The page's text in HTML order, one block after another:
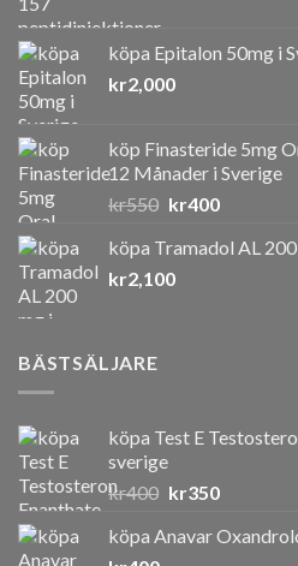
köpa Epitalon 50mg i
kr2,000
köp Finasteride 5mg
12 Månader i Sverige
kr550 Det
priset
var:
kr400Det
priset
köpa Tramadol AL
kr2,100
BÄSTSÄLJARE
köpa Test E
sverige
kr400 Det
priset
kr350Det
priset
köpa Anavar